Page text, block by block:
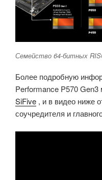
Семейство 64-битных
Более подробную
Performance P570 Gen3
SiFive , и в видео ниже
соучредителя и